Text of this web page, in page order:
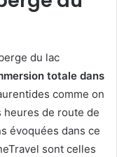
du lac
totale dans
comme on
heures de route de
évoquées dans ce
sont celles